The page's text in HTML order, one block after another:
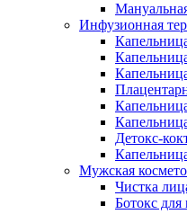
Инфузионная
Детокс-
Мужская
Чистка
Ботокс